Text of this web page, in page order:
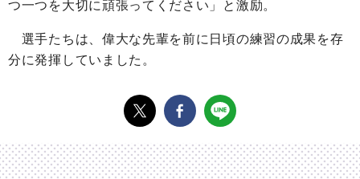
つ一つを大切に頑張ってください」と激励。
選手たちは、偉大な先輩を前に日頃の練習の成果を存
分に発揮していました。